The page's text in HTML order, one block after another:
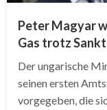
Peter Magyar
Gas trotz
Der ungarische
seinen ersten
vorgegeben, die